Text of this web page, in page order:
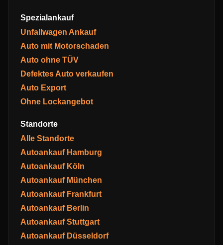
Spezialankauf
Unfallwagen Ankauf
Auto mit Motorschaden
Auto ohne TÜV
Defektes Auto verkaufen
Auto Export
Ohne Lockangebot
Standorte
Alle Standorte
Autoankauf Hamburg
Autoankauf Köln
Autoankauf München
Autoankauf Frankfurt
Autoankauf Berlin
Autoankauf Stuttgart
Autoankauf Düsseldorf